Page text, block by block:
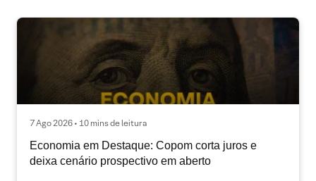
7 Ago 2026 • 10 mins de leitura
Economia em Destaque: Copom corta juros e
deixa cenário prospectivo em aberto